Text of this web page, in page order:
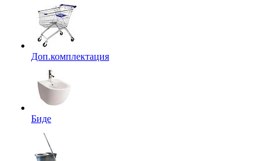
Доп.комплектация
Биде